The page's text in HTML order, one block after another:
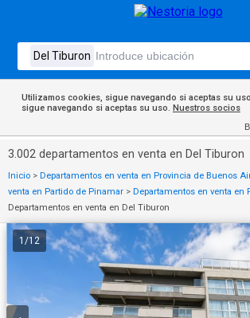
Utilizamos cookies, sigue navegando si aceptas su
sigue navegando si aceptas su uso. Nuestros socios
3.002 departamentos en venta en Del Tiburon
Inicio > Departamentos en venta en Provincia de Buenos
venta en Partido de Pinamar > Departamentos en venta en
Departamentos en venta en Del Tiburon
1 /12